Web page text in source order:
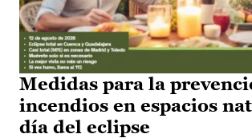
Medidas para la
incendios en espacios
día del eclipse